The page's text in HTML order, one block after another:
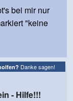
bei mir nur
"keine
Danke sagen!
- Hilfe!!!